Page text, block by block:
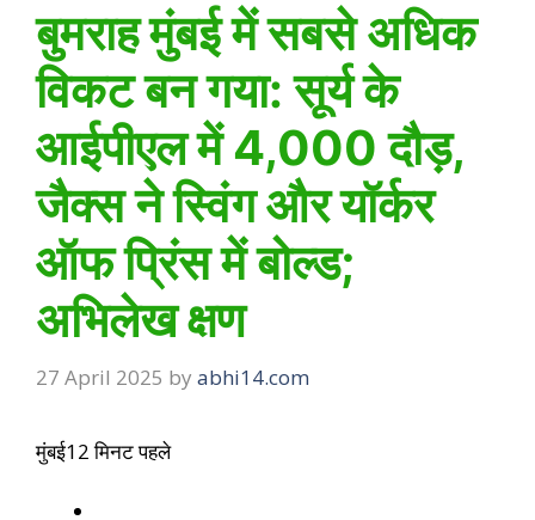
बुमराह मुंबई में सबसे अधिक
विकट बन गया: सूर्य के
आईपीएल में 4,000 दौड़,
जैक्स ने स्विंग और यॉर्कर
ऑफ प्रिंस में बोल्ड;
अभिलेख क्षण
27 April 2025 by abhi14.com
मुंबई12 मिनट पहले